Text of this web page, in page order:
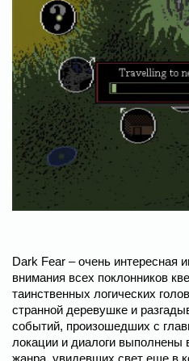
Dark Fear – очень интересная
внимания всех поклонников
таинственных логических
странной деревушке и
событий, произошедших с
локации и диалоги выполнены
жанра, увидевших свет еще в